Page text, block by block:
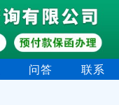
问答 联系